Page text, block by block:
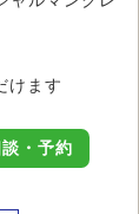
けます
・予約